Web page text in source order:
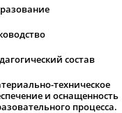
состав
техническое
и оснащенность
процесса.